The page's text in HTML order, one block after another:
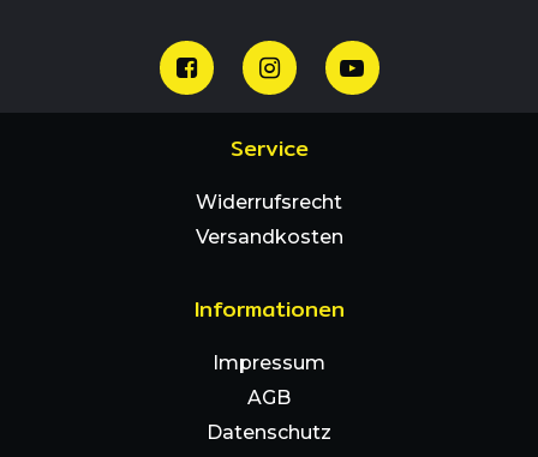
Service
Widerrufsrecht
Versandkosten
Informationen
Impressum
AGB
Datenschutz